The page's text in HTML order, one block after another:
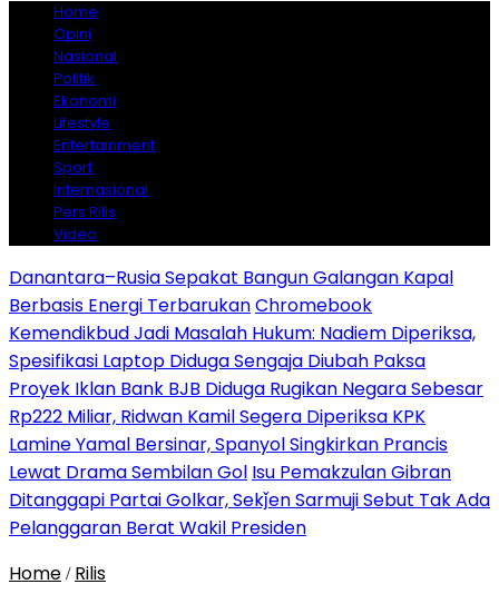
Home
Opini
Nasional
Politik
Ekonomi
Lifestyle
Entertainment
Sport
Internasional
Pers Rilis
Video
Danantara–Rusia Sepakat Bangun Galangan Kapal
Berbasis Energi TerbarukanChromebook
Kemendikbud Jadi Masalah Hukum: Nadiem Diperiksa,
Spesifikasi Laptop Diduga Sengaja Diubah Paksa
Proyek Iklan Bank BJB Diduga Rugikan Negara Sebesar
Rp222 Miliar, Ridwan Kamil Segera Diperiksa KPK
Lamine Yamal Bersinar, Spanyol Singkirkan Prancis
Lewat Drama Sembilan Gol Isu Pemakzulan Gibran
Ditanggapi Partai Golkar, Sekǰen Sarmuji Sebut Tak Ada
Pelanggaran Berat Wakil Presiden
Home / Rilis